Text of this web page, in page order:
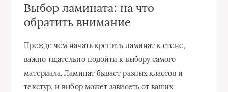
Выбор ламината: на что
обратить внимание
Прежде чем начать крепить ламинат к стене,
важно тщательно подойти к выбору самого
материала. Ламинат бывает разных классов и
текстур, и выбор может зависеть от ваших